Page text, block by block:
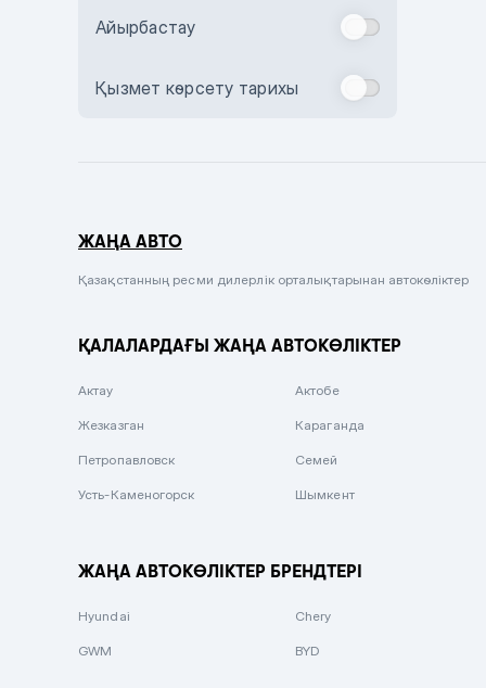
Бежевый
Комбинированный
Сиреневый металлик
Вишневый
Айырбастау
Қызмет көрсету тарихы
ЖАҢА АВТО
Қазақстанның ресми дилерлік орталықтарынан автокөліктер
ҚАЛАЛАРДАҒЫ ЖАҢА АВТОКӨЛІКТЕР
Актау Актобе
Жезказган Караганда
Петропавловск Семей
Усть-Каменогорск Шымкент
ЖАҢА АВТОКӨЛІКТЕР БРЕНДТЕРІ
Hyundai Chery
GWM BYD